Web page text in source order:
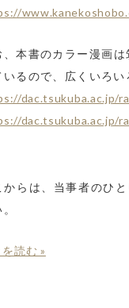
、本書のカラー漫画
いるので、広くいろ
dac.tsukuba.ac.jp/
dac.tsukuba.ac.jp/
からは、当事者のひ
読む »